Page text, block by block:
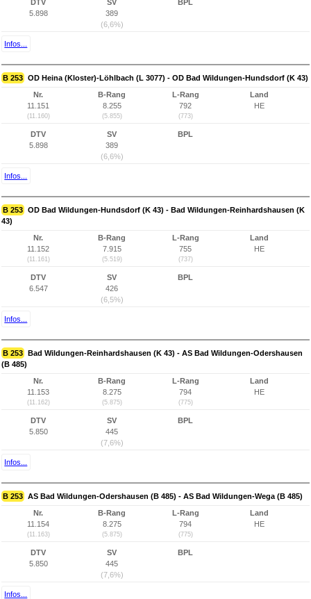
DTV
5.898
SV
389
(6,6%)
BPL
Infos...
B 253 OD Heina (Kloster)-Löhlbach (L 3077) - OD Bad Wildungen-Hundsdorf (K 43)
Nr.
11.151
(11.160)
B-Rang
8.255
(5.855)
L-Rang
792
(773)
Land
HE
DTV
5.898
SV
389
(6,6%)
BPL
Infos...
B 253 OD Bad Wildungen-Hundsdorf (K 43) - Bad Wildungen-Reinhardshausen (K
43)
Nr.
11.152
(11.161)
B-Rang
7.915
(5.519)
L-Rang
755
(737)
Land
HE
DTV
6.547
SV
426
(6,5%)
BPL
Infos...
B 253 Bad Wildungen-Reinhardshausen (K 43) - AS Bad Wildungen-Odershausen
(B 485)
Nr.
11.153
(11.162)
B-Rang
8.275
(5.875)
L-Rang
794
(775)
Land
HE
DTV
5.850
SV
445
(7,6%)
BPL
Infos...
B 253 AS Bad Wildungen-Odershausen (B 485) - AS Bad Wildungen-Wega (B 485)
Nr.
11.154
(11.163)
B-Rang
8.275
(5.875)
L-Rang
794
(775)
Land
HE
DTV
5.850
SV
445
(7,6%)
BPL
Infos...